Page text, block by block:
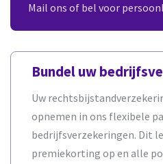
Mail ons of bel voor
Bundel uw
Uw
opnemen in ons flexibele
bedrijfsverzekeringen. Dit
premiekorting op en alle